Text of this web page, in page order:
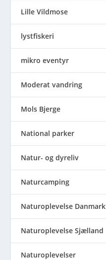
Lille Vildmose
lystfiskeri
mikro eventyr
Moderat vandring
Mols Bjerge
National parker
Natur- og dyreliv
Naturcamping
Naturoplevelse Danmark
Naturoplevelse Sjælland
Naturoplevelser